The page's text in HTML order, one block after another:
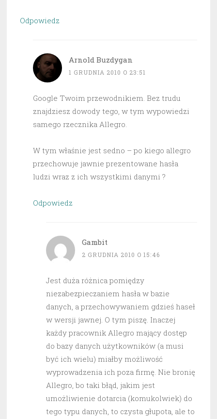
Odpowiedz
Arnold Buzdygan
1 GRUDNIA 2010 O 23:51
Google Twoim przewodnikiem. Bez trudu
znajdziesz dowody tego, w tym wypowiedzi
samego rzecznika Allegro.
W tym właśnie jest sedno – po kiego allegro
przechowuje jawnie prezentowane hasła
ludzi wraz z ich wszystkimi danymi ?
Odpowiedz
Gambit
2 GRUDNIA 2010 O 15:46
Jest duża różnica pomiędzy
niezabezpieczaniem hasła w bazie
danych, a przechowywaniem gdzieś haseł
w wersji jawnej. O tym piszę. Inaczej
każdy pracownik Allegro mający dostęp
do bazy danych użytkowników (a musi
być ich wielu) miałby możliwość
wyprowadzenia ich poza firmę. Nie bronię
Allegro, bo taki błąd, jakim jest
umożliwienie dotarcia (komukolwiek) do
tego typu danych, to czysta głupota, ale to